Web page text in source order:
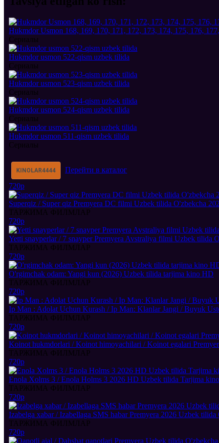
Hukmdor Usmon 168, 169, 170, 171, 172, 173, 174, 175, 176,
Сериалы
Hukmdor usmon 522-qism uzbek tilida
Сериалы
Hukmdor usmon 523-qism uzbek tilida
Сериалы
Hukmdor usmon 524-qism uzbek tilida
Сериалы
Hukmdor usmon 511-qism uzbek tilida
Сериалы
KINOLAR4444
Перейти в каталог
720p
Superqiz / Super qiz Premyera DC filmi Uzbek tilida O'zbekcha
ТАРЖИМА ФИЛМЛАР
720p
Yetti snayperlar / 7 snayper Premyera Avstraliya filmi Uzbek tilida
ТАРЖИМА ФИЛМЛАР
720p
O'rgimchak odam: Yangi kun (2026) Uzbek tilida tarjima kino HD
ТАРЖИМА ФИЛМЛАР
720p
Ip Man : Adolat Uchun Kurash / Ip Man: Klanlar Jangi / Buyuk
ТАРЖИМА ФИЛМЛАР
720p
Koinot hukmdorlari / Koinot himoyachilari / Koinot egalari
ТАРЖИМА ФИЛМЛАР
720p
Enola Xolms 3 / Enola Holms 3 2026 HD Uzbek tilida Tarjima
ТАРЖИМА ФИЛМЛАР
720p
Izabelga xabar / Izabellaga SMS habar Premyera 2026 Uzbek
ТАРЖИМА ФИЛМЛАР
720p